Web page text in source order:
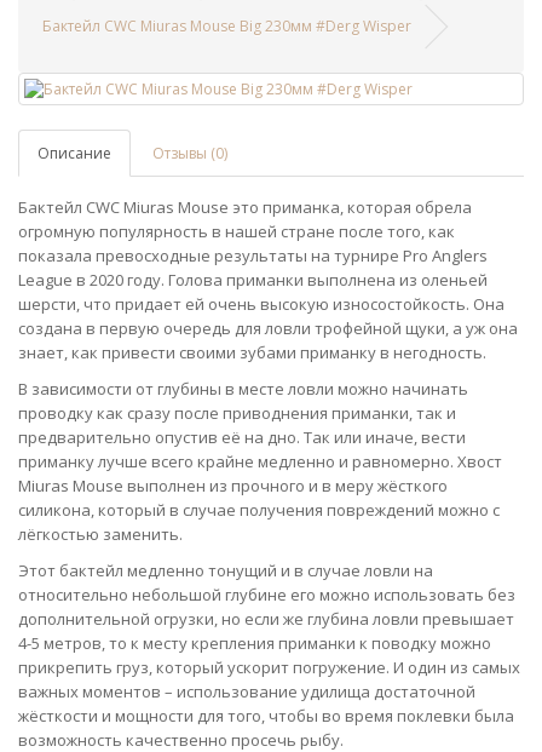
Бактейл CWC Miuras Mouse Big 230мм #Derg Wisper
Описание Отзывы (0)
Бактейл CWC Miuras Mouse это приманка, которая обрела
огромную популярность в нашей стране после того, как
показала превосходные результаты на турнире Pro Anglers
League в 2020 году. Голова приманки выполнена из оленьей
шерсти, что придает ей очень высокую износостойкость. Она
создана в первую очередь для ловли трофейной щуки, а уж она
знает, как привести своими зубами приманку в негодность.
В зависимости от глубины в месте ловли можно начинать
проводку как сразу после приводнения приманки, так и
предварительно опустив её на дно. Так или иначе, вести
приманку лучше всего крайне медленно и равномерно. Хвост
Miuras Mouse выполнен из прочного и в меру жёсткого
силикона, который в случае получения повреждений можно с
лёгкостью заменить.
Этот бактейл медленно тонущий и в случае ловли на
относительно небольшой глубине его можно использовать без
дополнительной огрузки, но если же глубина ловли превышает
4-5 метров, то к месту крепления приманки к поводку можно
прикрепить груз, который ускорит погружение. И один из самых
важных моментов – использование удилища достаточной
жёсткости и мощности для того, чтобы во время поклевки была
возможность качественно просечь рыбу.